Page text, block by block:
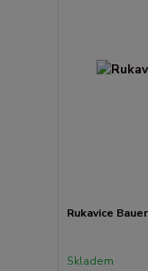
Rukavice
Skladem